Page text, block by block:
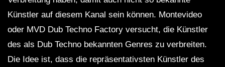
DUB TECHNO || Selection 084 ||
Minimal Boundaries
Dub Techno Music Set In The Mix By
Künstler auf diesem Kanal sein können. Montevideo
oder MVD Dub Techno Factory versucht, die Künstler
des als Dub Techno bekannten Genres zu verbreiten.
Die Idee ist, dass die repräsentativsten Künstler des